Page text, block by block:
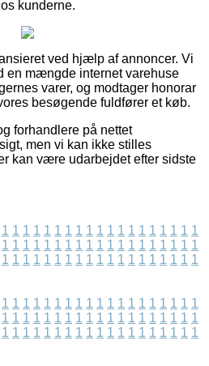
kunderne.
ved hjælp af annoncer. Vi
en mængde internet varehuse
varer, og modtager honorar
besøgende fuldfører et køb.
forhandlere på nettet
men vi kan ikke stilles
kan være udarbejdet efter sidste
1 1 1 1 1 1 1 1 1 1 1 1 1 1 1 1 1 1 1
1 1 1 1 1 1 1 1 1 1 1 1 1 1 1 1 1 1 1
1 1 1 1 1 1 1 1 1 1 1 1 1 1 1 1 1 1 1
1 1 1 1 1 1 1 1 1 1 1 1 1 1 1 1 1 1 1
1 1 1 1 1 1 1 1 1 1 1 1 1 1 1 1 1 1 1
1 1 1 1 1 1 1 1 1 1 1 1 1 1 1 1 1 1 1